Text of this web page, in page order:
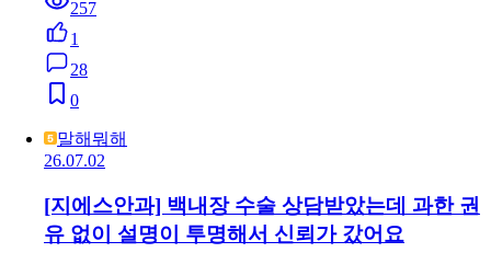
257
1
28
0
말해뭐해
26.07.02
[지에스안과] 백내장 수술 상담받았는데 과한 권
유 없이 설명이 투명해서 신뢰가 갔어요